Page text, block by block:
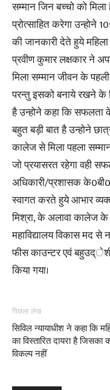
सम्मान जिन बच्चो को
प्रोत्साहित करेगा उन्होने
की जानकारी देते हुये महिला
प्रवीण कुमार लक्षकार ने
मिला सम्मान जीवन के
परन्तु इसको बनाये रखने
है उन्होने कहा कि सफलता
बहुत बड़ी बात है उन्होने
कालेज से मिला पहला
जो प्रयासरत रहेगा वही
अधिकारी/प्रशासक
स्वागत करते हुये आभार
मिश्रा, के अलावा कालेज
महाविद्यालय विकास मद से
फीस काउन्टर एवं
किया गया।
पिछला लेख
सिविल न्यायाधीश ने कहा कि
का विस्तारित दायरा है जिसका
विकल्प नहीं